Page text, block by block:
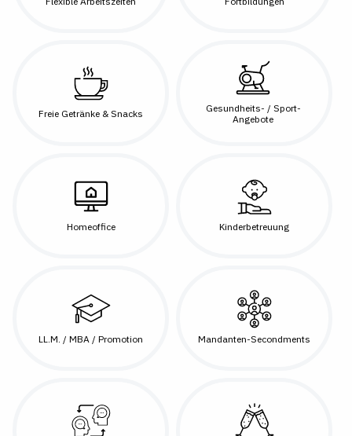
Freie Getränke & Snacks
Gesundheits- / Sport-
Angebote
Homeoffice Kinderbetreuung
LL.M. / MBA / Promotion Mandanten-Secondments